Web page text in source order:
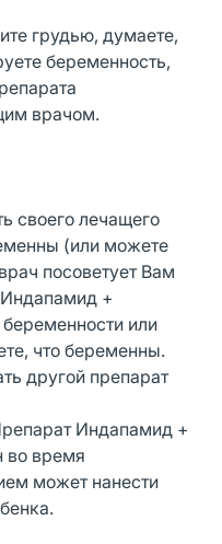
грудью, думаете,
беременность,
врачом.
своего лечащего
(или можете
посоветует Вам
+
или
что беременны.
другой препарат
Индапамид +
во время
может нанести